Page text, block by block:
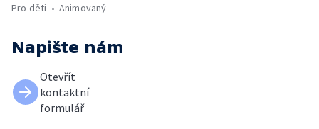
Pro děti
Animovaný
Napište nám
Otevřít
kontaktní
formulář